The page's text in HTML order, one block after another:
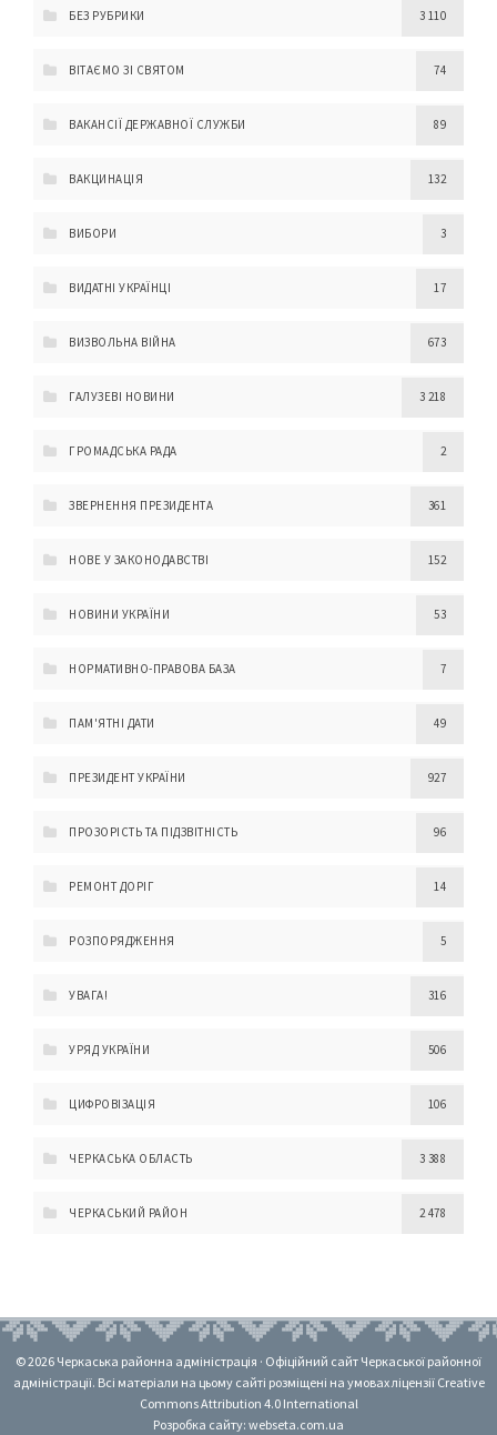
БЕЗ РУБРИКИ 3 110
ВІТАЄМО ЗІ СВЯТОМ 74
ВАКАНСІЇ ДЕРЖАВНОЇ СЛУЖБИ 89
ВАКЦИНАЦІЯ 132
ВИБОРИ 3
ВИДАТНІ УКРАЇНЦІ 17
ВИЗВОЛЬНА ВІЙНА 673
ГАЛУЗЕВІ НОВИНИ 3 218
ГРОМАДСЬКА РАДА 2
ЗВЕРНЕННЯ ПРЕЗИДЕНТА 361
НОВЕ У ЗАКОНОДАВСТВІ 152
НОВИНИ УКРАЇНИ 53
НОРМАТИВНО-ПРАВОВА БАЗА 7
ПАМ'ЯТНІ ДАТИ 49
ПРЕЗИДЕНТ УКРАЇНИ 927
ПРОЗОРІСТЬ ТА ПІДЗВІТНІСТЬ 96
РЕМОНТ ДОРІГ 14
РОЗПОРЯДЖЕННЯ 5
УВАГА! 316
УРЯД УКРАЇНИ 506
ЦИФРОВІЗАЦІЯ 106
ЧЕРКАСЬКА ОБЛАСТЬ 3 388
ЧЕРКАСЬКИЙ РАЙОН 2 478
© 2026 Черкаська районна адміністрація · Офіційний сайт Черкаської районної
адміністрації. Всі матеріали на цьому сайті розміщені на умовах ліцензії Creative
Commons Attribution 4.0 International
Розробка сайту: webseta.com.ua